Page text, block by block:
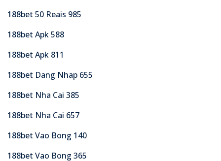
188bet 50 Reais 985
188bet Apk 588
188bet Apk 811
188bet Dang Nhap 655
188bet Nha Cai 385
188bet Nha Cai 657
188bet Vao Bong 140
188bet Vao Bong 365